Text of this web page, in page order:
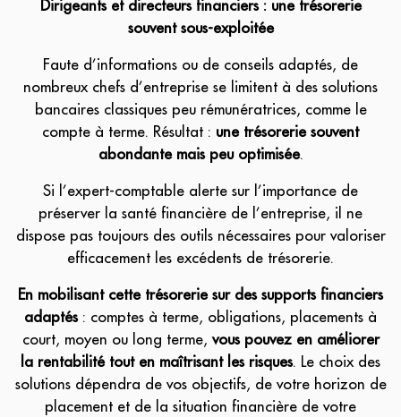
Dirigeants et directeurs financiers : une trésorerie
souvent sous-exploitée
Faute d’informations ou de conseils adaptés, de
nombreux chefs d’entreprise se limitent à des solutions
bancaires classiques peu rémunératrices, comme le
compte à terme. Résultat : une trésorerie souvent
abondante mais peu optimisée.
Si l’expert-comptable alerte sur l’importance de
préserver la santé financière de l’entreprise, il ne
dispose pas toujours des outils nécessaires pour valoriser
efficacement les excédents de trésorerie.
En mobilisant cette trésorerie sur des supports financiers
adaptés: comptes à terme, obligations, placements à
court, moyen ou long terme,vous pouvez en améliorer
la rentabilité tout en maîtrisant les risques. Le choix des
solutions dépendra de vos objectifs, de votre horizon de
placement et de la situation financière de votre